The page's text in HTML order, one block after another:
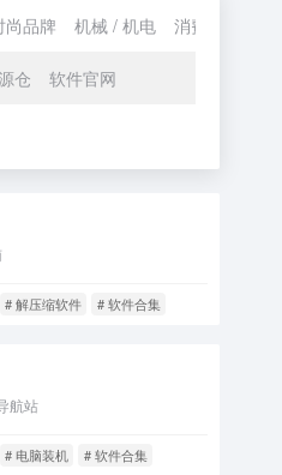
尚品牌 机械 / 机电 消费 / 购物
仓 软件官网
# 解压缩软件 # 软件合集
航站
# 电脑装机 # 软件合集